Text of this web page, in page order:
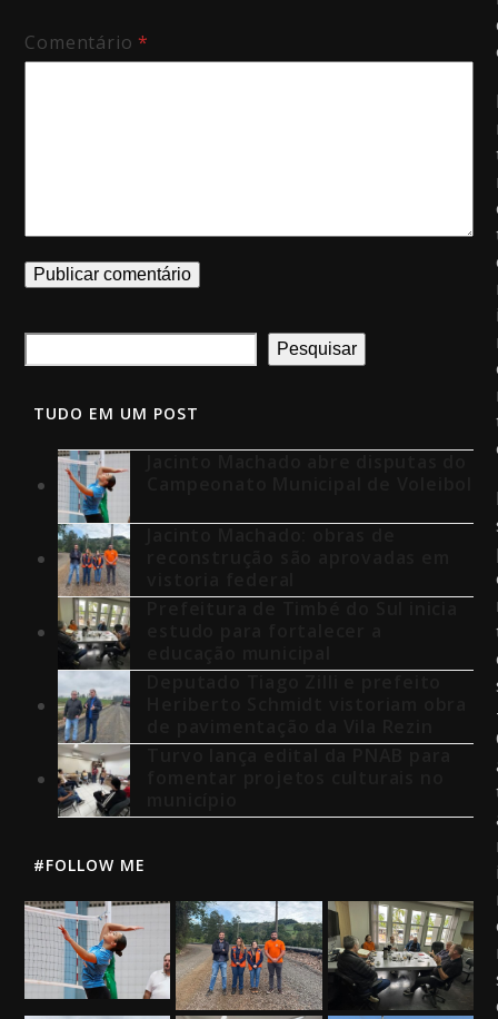
Comentário*
Pesquisar
TUDO EM UM POST
#FOLLOW ME